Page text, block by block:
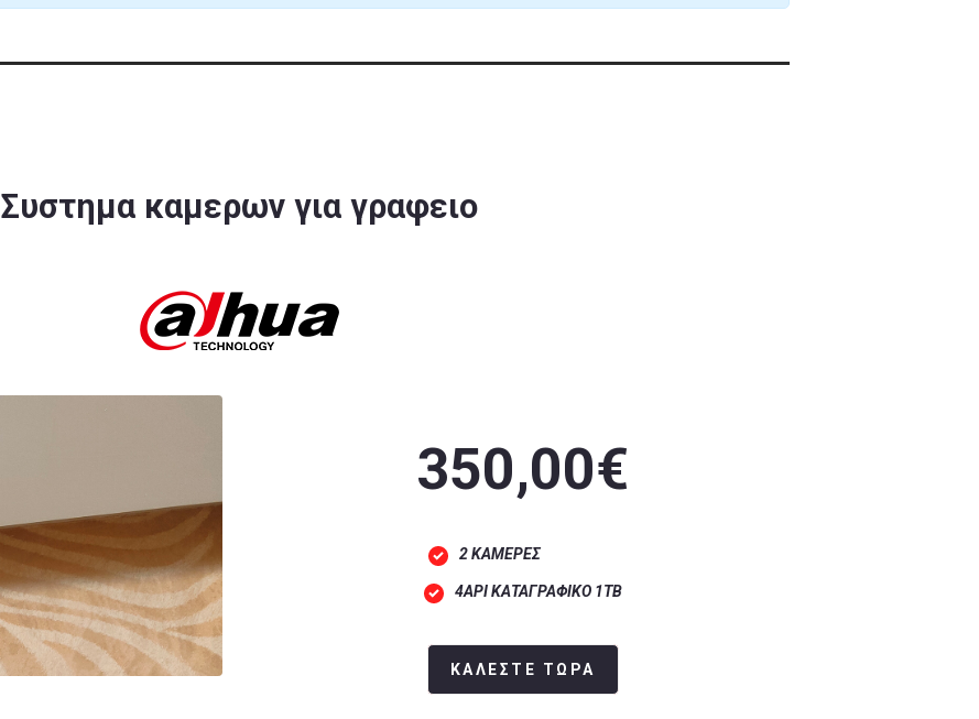
Συστημα καμερων για γραφειο
350,00€
2 ΚΑΜΕΡΕΣ‎ ‎‎ ‎‎‎ ‎‎‎‎‎ ‎‎‎‎‎ ‎‎‎‎‎ ‎‎‎‎‎ ‎‎‎‎‎ ‎‎‎‎‎‎‎‎ ‎‎ ‎‎‎‎‎ ‎‎‎‎ ‎‎‎ ‎‎‎ ‎‎‎‎‎ ‎‎‎‎‎ ‎‎‎‎‎ ‎‎‎‎‎ ‎‎‎‎‎ ‎‎‎‎‎ ‎‎‎‎‎ ‎‎‎‎‎ ‎‎‎‎‎ ‎‎‎‎
4ΑΡΙ ΚΑΤΑΓΡΑΦΙΚΟ 1ΤΒ
ΚΑΛΕΣΤΕ ΤΩΡΑ